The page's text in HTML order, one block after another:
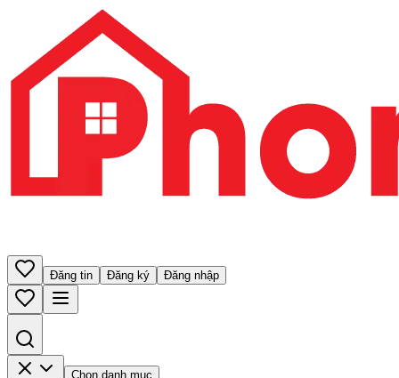
Đăng tin Đăng ký Đăng nhập
Chọn danh mục